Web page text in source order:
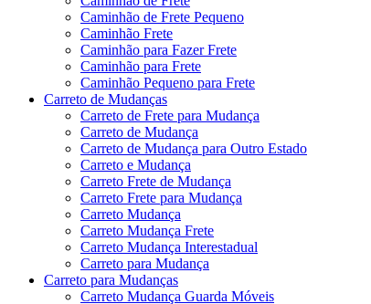
Caminhão de Frete Pequeno
Caminhão Frete
Caminhão para Fazer Frete
Caminhão para Frete
Caminhão Pequeno para Frete
Carreto de Mudanças
Carreto de Frete para Mudança
Carreto de Mudança
Carreto de Mudança para Outro Estado
Carreto e Mudança
Carreto Frete de Mudança
Carreto Frete para Mudança
Carreto Mudança
Carreto Mudança Frete
Carreto Mudança Interestadual
Carreto para Mudança
Carreto para Mudanças
Carreto Mudança Guarda Móveis